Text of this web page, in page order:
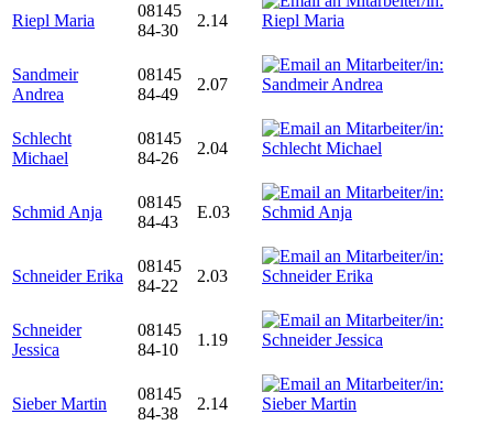
Riepl Maria
08145
84-30
2.14
Sandmeir
Andrea
08145
84-49
2.07
Schlecht
Michael
08145
84-26
2.04
Schmid Anja
08145
84-43
E.03
Schneider Erika
08145
84-22
2.03
Schneider
Jessica
08145
84-10
1.19
Sieber Martin
08145
84-38
2.14